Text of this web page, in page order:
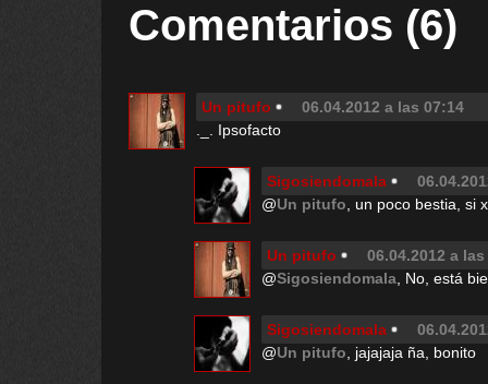
Comentarios (6)
Un pitufo
06.04.2012 a las 07:14
._. Ipsofacto
Sigosiendomala
@Un pitufo , un poco bestia, si
Un pitufo
06.04.2012 a
@Sigosiendomala , No, está
Sigosiendomala
@Un pitufo , jajajaja ña, bonito